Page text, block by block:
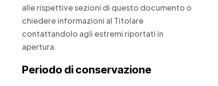
alle rispettive sezioni di questo documento o
chiedere informazioni al Titolare
contattandolo agli estremi riportati in
apertura.
Periodo di conservazione